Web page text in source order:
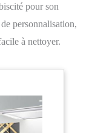
pour son
personnalisation,
à nettoyer.